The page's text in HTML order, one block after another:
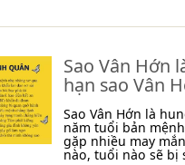
Sao Vân Hớn
hạn sao Vân
Sao Vân Hớn là
năm tuổi bản
gặp nhiều may
nào, tuổi nào sẽ bị